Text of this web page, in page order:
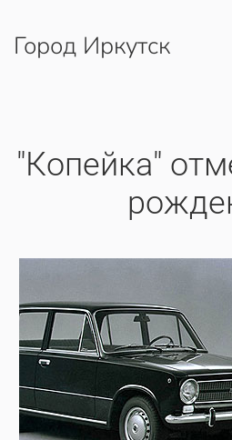
Перейти к содержимому
Город Иркутск
"Копейка"